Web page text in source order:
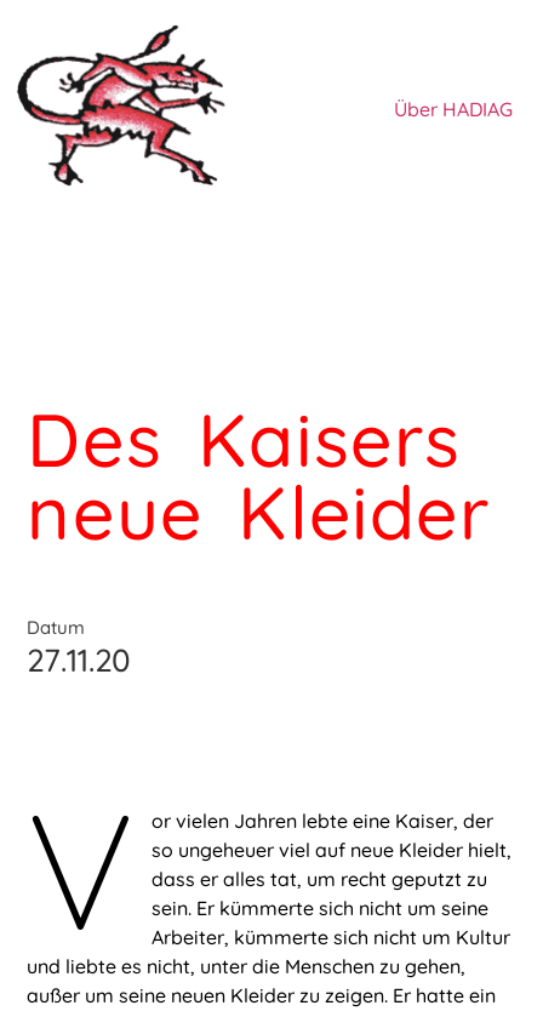
Über HADIAG
Des Kaisers
neue Kleider
Datum
27.11.20
V
or vielen Jahren lebte eine Kaiser, der
so ungeheuer viel auf neue Kleider hielt,
dass er alles tat, um recht geputzt zu
sein. Er kümmerte sich nicht um seine
Arbeiter, kümmerte sich nicht um Kultur
und liebte es nicht, unter die Menschen zu gehen,
außer um seine neuen Kleider zu zeigen. Er hatte ein